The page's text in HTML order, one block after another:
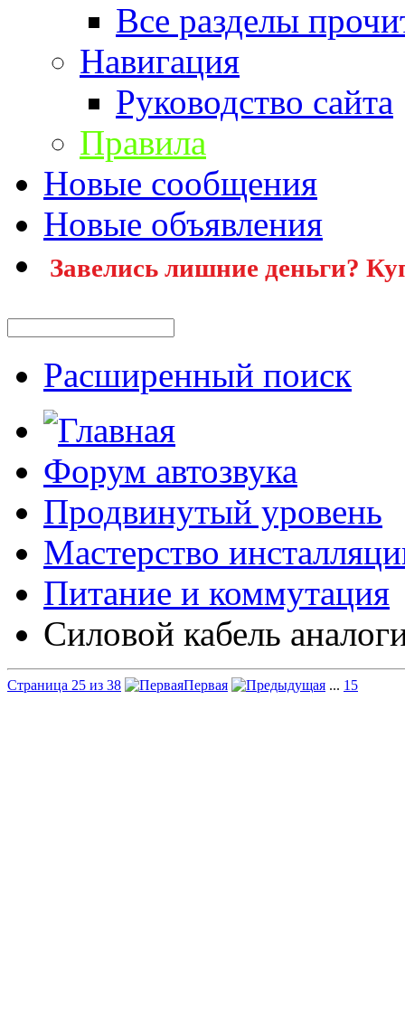
Все разделы
Навигация
Руководство сайта
Правила
Новые сообщения
Новые объявления
Завелись лишние деньги?
Расширенный поиск
Форум автозвука
Продвинутый уровень
Мастерство
Питание и коммутация
Силовой кабель
Страница 25 из 38 Первая ... 15